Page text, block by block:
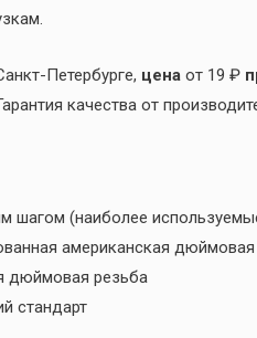
Петербурге, цена от 19 ₽
качества от
шагом (наиболее
американская
дюймовая резьба
стандарт